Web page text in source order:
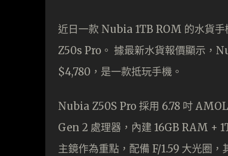
近日一款 Nubia 1TB ROM 的水貨
Z50s Pro。 據最新水貨報價顯示，
$4,780，是一款抵玩手機。
Nubia Z50S Pro 採用 6.78 吋
Gen 2 處理器，內建 16GB RAM +
主鏡作為重點，配備 F/1.59 大光圈